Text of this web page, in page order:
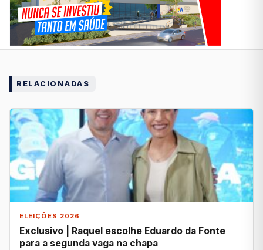
RELACIONADAS
ELEIÇÕES 2026
Exclusivo | Raquel escolhe Eduardo da Fonte
para a segunda vaga na chapa